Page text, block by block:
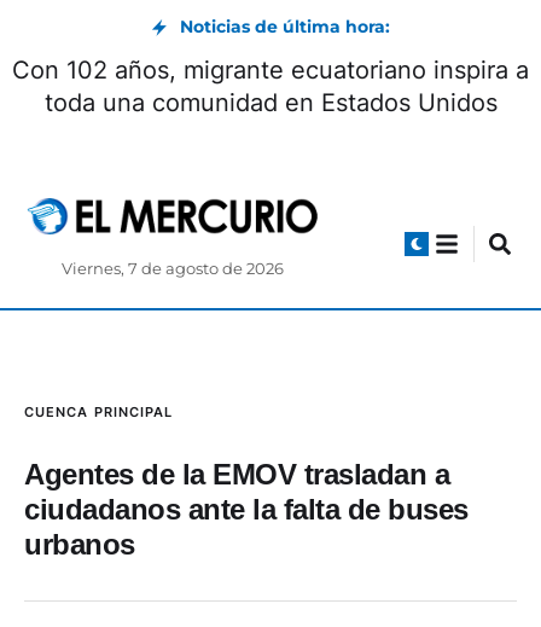
Noticias de última hora:
Con 102 años, migrante ecuatoriano inspira a
toda una comunidad en Estados Unidos
Viernes, 7 de agosto de 2026
CUENCA PRINCIPAL
Agentes de la EMOV trasladan a
ciudadanos ante la falta de buses
urbanos